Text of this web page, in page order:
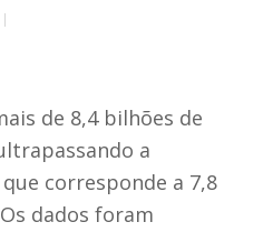
de 8,4 bilhões de
a
corresponde a 7,8
dados foram